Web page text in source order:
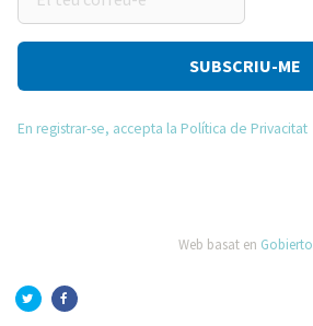
teu
correu-
En registrar-se, accepta la Política de Privacitat
Web basat en Gobierto